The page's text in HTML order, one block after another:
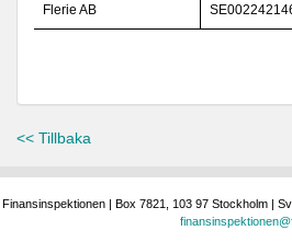
Flerie AB
<< Tillbaka
Finansinspektionen | Box 7821, 103 97 Stockholm |